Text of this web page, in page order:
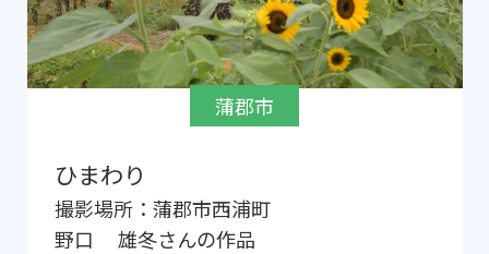
蒲郡市
ひまわり
撮影場所： 蒲郡市西浦町
野口 雄冬さんの作品